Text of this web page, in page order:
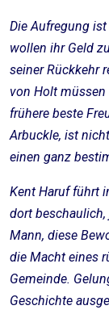
Die Aufregung
wollen ihr Geld
seiner Rückkehr
von Holt
frühere beste
Arbuckle, ist
einen ganz
Kent Haruf führt
dort
Mann, diese
die Macht eines
Gemeinde.
Geschichte